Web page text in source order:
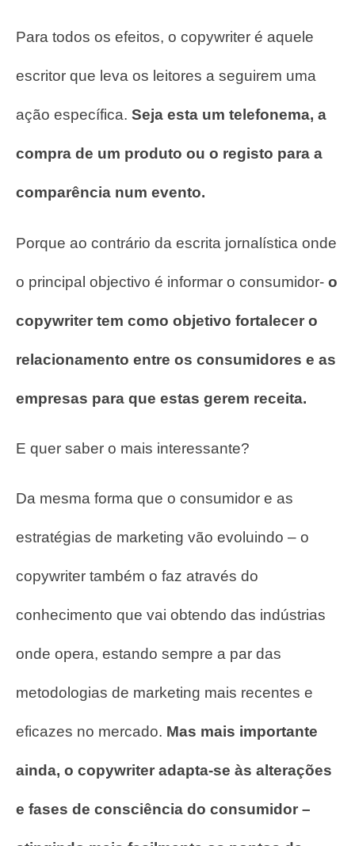
Para todos os efeitos, o copywriter é aquele
escritor que leva os leitores a seguirem uma
ação específica. Seja esta um telefonema, a
compra de um produto ou o registo para a
comparência num evento.
Porque ao contrário da escrita jornalística onde
o principal objectivo é informar o consumidor- o
copywriter tem como objetivo fortalecer o
relacionamento entre os consumidores e as
empresas para que estas gerem receita.
E quer saber o mais interessante?
Da mesma forma que o consumidor e as
estratégias de marketing vão evoluindo – o
copywriter também o faz através do
conhecimento que vai obtendo das indústrias
onde opera, estando sempre a par das
metodologias de marketing mais recentes e
eficazes no mercado. Mas mais importante
ainda, o copywriter adapta-se às alterações
e fases de consciência do consumidor –